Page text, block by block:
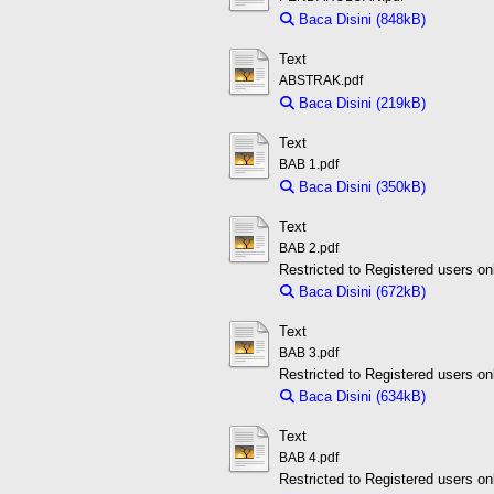
Baca Disini (848kB)
Text
ABSTRAK.pdf
Baca Disini (219kB)
Text
BAB 1.pdf
Baca Disini (350kB)
Text
BAB 2.pdf
Restricted to Registered users
Baca Disini (672kB)
Text
BAB 3.pdf
Restricted to Registered users
Baca Disini (634kB)
Text
BAB 4.pdf
Restricted to Registered users